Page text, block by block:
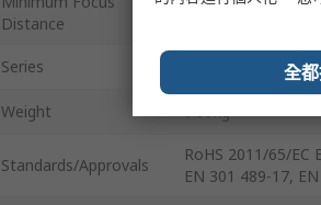
Distance
Series
Weight 0.59kg
Standards/Approvals
RoHS 2011/65/EC
EN 301 489-17,
全